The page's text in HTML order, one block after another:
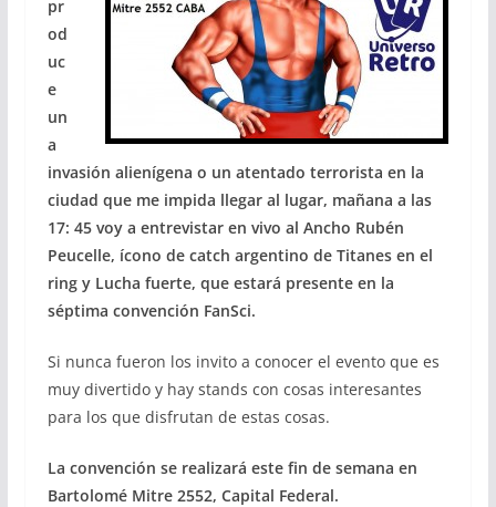
pr
od
uc
e
un
a
invasión alienígena o un atentado terrorista en la
ciudad que me impida llegar al lugar, mañana a las
17: 45 voy a entrevistar en vivo al Ancho Rubén
Peucelle, ícono de catch argentino de Titanes en el
ring y Lucha fuerte, que estará presente en la
séptima convención FanSci.
Si nunca fueron los invito a conocer el evento que es
muy divertido y hay stands con cosas interesantes
para los que disfrutan de estas cosas.
La convención se realizará este fin de semana en
Bartolomé Mitre 2552, Capital Federal.